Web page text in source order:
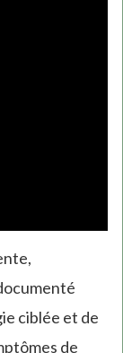
ciblée et de
de